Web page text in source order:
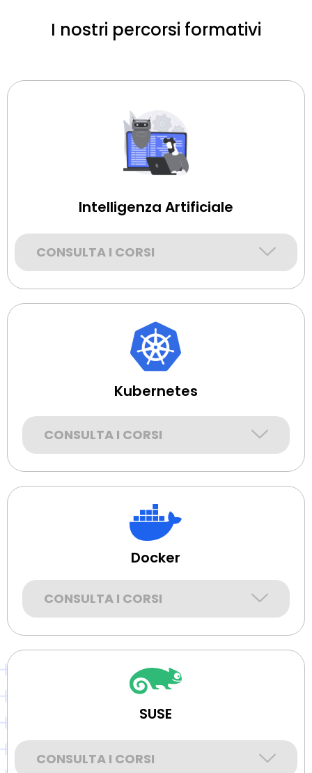
I nostri percorsi formativi
Intelligenza Artificiale
CONSULTA I CORSI
Kubernetes
CONSULTA I CORSI
Docker
CONSULTA I CORSI
SUSE
CONSULTA I CORSI